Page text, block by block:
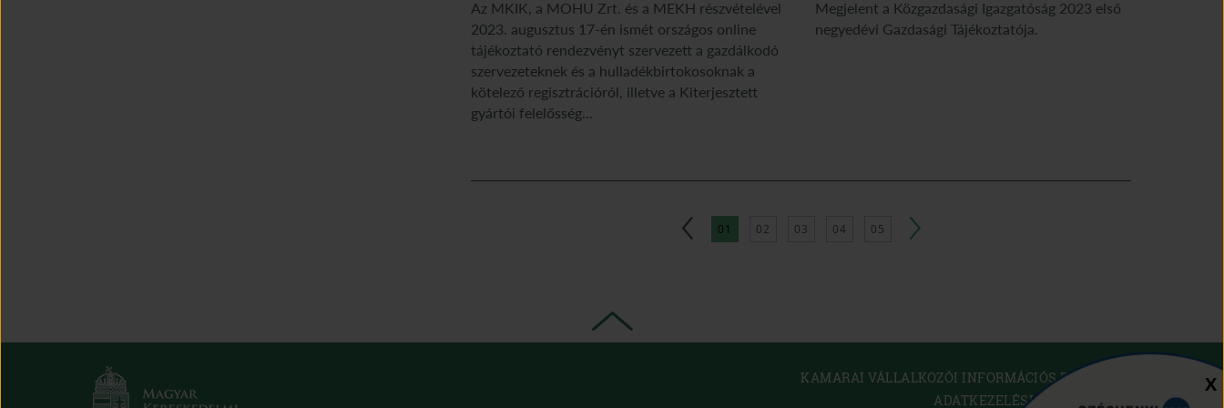
Az MKIK, a MOHU Zrt. és a MEKH részvételével
2023. augusztus 17-én ismét országos online
tájékoztató rendezvényt szervezett a gazdálkodó
szervezeteknek és a hulladékbirtokosoknak a
kötelező regisztrációról, illetve a Kiterjesztett
gyártói felelősség...
Megjelent a Közgazdasági Igazgatóság 2023 első
negyedévi Gazdasági Tájékoztatója.
01 02 03 04 05
X
KAMARAI VÁLLALKOZÓI INFORMÁCIÓS RENDSZER
NEW
ADATKEZELÉSI TÁJÉKOZTATÓ